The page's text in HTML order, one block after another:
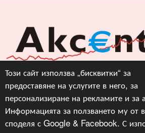
Този сайт използва „бисквитки“ за
предоставяне на услугите в него, за
персонализиране на рекламите и за
Информацията за ползването му от
споделя с Google & Facebook. С
Акцент БГ ЕООД
info@akcent.bg
Facebook